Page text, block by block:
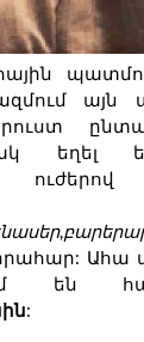
այն
եղել
,
Ահա
են
: